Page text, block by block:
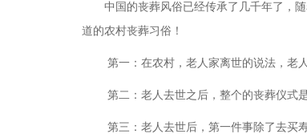
中国的丧葬风俗已经传承了几千年了，
道的农村丧葬习俗！
第一：在农村，老人家离世的说法，老
第二：老人去世之后，整个的丧葬仪式
第三：老人去世后，第一件事除了去买